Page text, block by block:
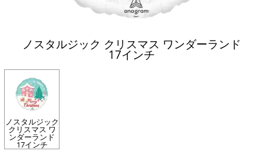
ノスタルジック クリスマス ワンダーランド
17インチ
ノスタルジック
クリスマス ワ
ンダーランド
17インチ